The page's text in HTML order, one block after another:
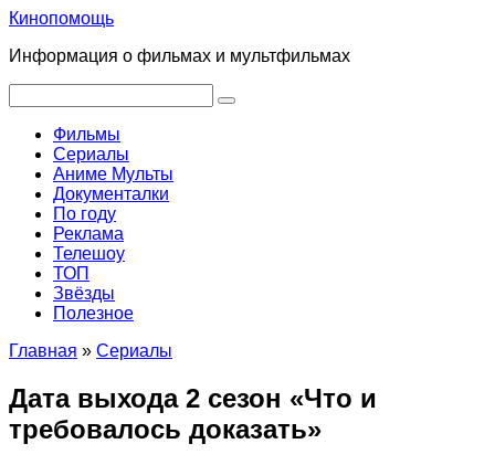
Перейти
контенту
Кинопомощь
Информация о фильмах и мультфильмах
Фильмы
Сериалы
Аниме Мульты
Документалки
По году
Реклама
Телешоу
ТОП
Звёзды
Полезное
Главная » Сериалы
Дата выхода 2 сезон «Что и
требовалось доказать»